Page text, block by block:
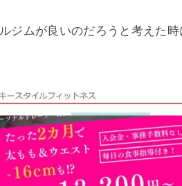
ジムが良いのだろうと考えた